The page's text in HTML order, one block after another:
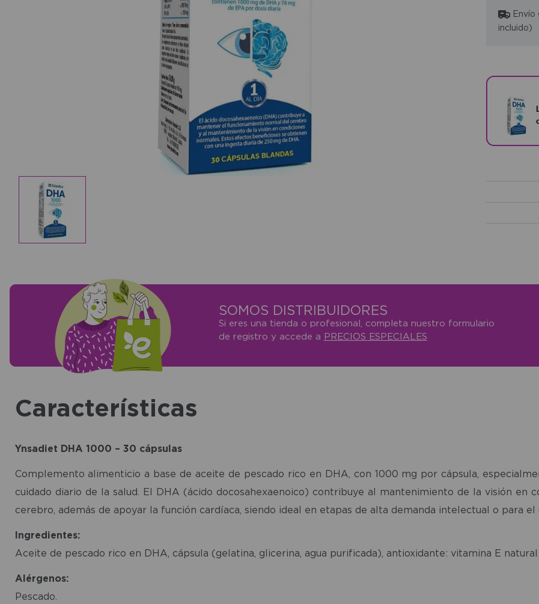
Envío
incluido)
SOMOS DISTRIBUIDORES
Si eres una tienda o profesional, completa nuestro formulario
de registro y accede a PRECIOS ESPECIALES
Características
Ynsadiet DHA 1000 – 30 cápsulas
Complemento alimenticio a base de aceite de pescado rico en DHA, con 1000 mg por cápsula,
cuidado diario de la salud. El DHA (ácido docosahexaenoico) contribuye al mantenimiento de la visión en
cerebro, además de apoyar la función cardíaca, siendo ideal en etapas de alta demanda intelectual o para el
Ingredientes:
Aceite de pescado rico en DHA, cápsula (gelatina, glicerina, agua purificada), antioxidante: vitamina E
Alérgenos:
Pescado.